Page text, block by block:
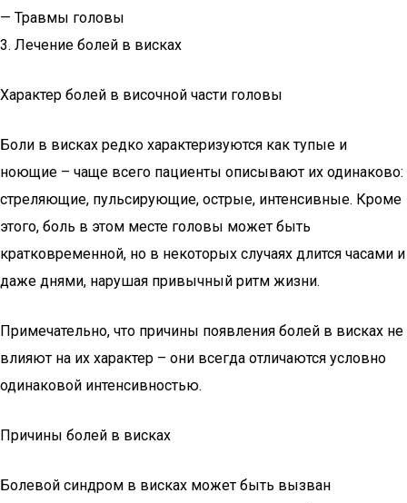
— Травмы головы
3. Лечение болей в висках
Характер болей в височной части головы
Боли в висках редко характеризуются как тупые и
ноющие – чаще всего пациенты описывают их одинаково:
стреляющие, пульсирующие, острые, интенсивные. Кроме
этого, боль в этом месте головы может быть
кратковременной, но в некоторых случаях длится часами и
даже днями, нарушая привычный ритм жизни.
Примечательно, что причины появления болей в висках не
влияют на их характер – они всегда отличаются условно
одинаковой интенсивностью.
Причины болей в висках
Болевой синдром в висках может быть вызван